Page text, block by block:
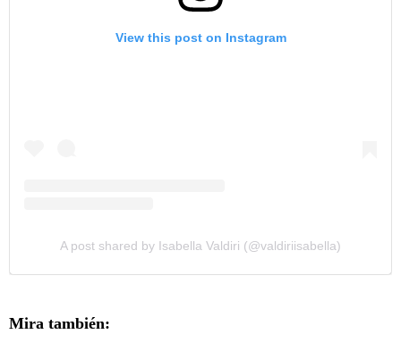
View this post on Instagram
A post shared by Isabella Valdiri (@valdiriisabella)
Mira también: